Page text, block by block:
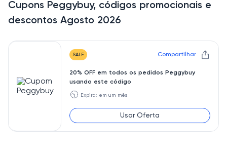
Cupons Peggybuy, códigos promocionais e
descontos Agosto 2026
SALE Compartilhar
20% OFF em todos os pedidos Peggybuy
usando este código
🕥 Expira: em um mês
Usar Oferta